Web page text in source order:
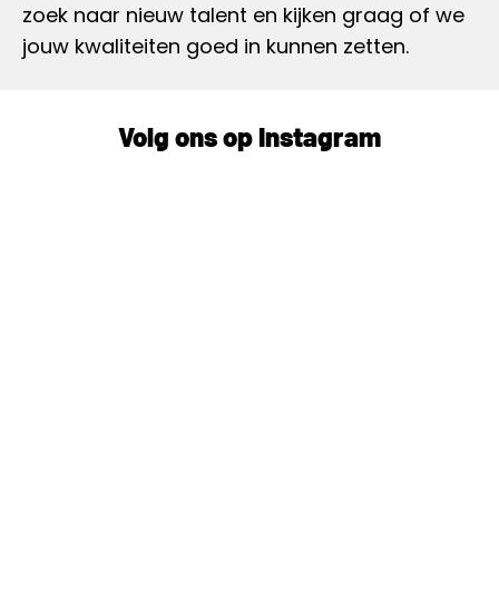
zoek naar nieuw talent en kijken graag of we
jouw kwaliteiten goed in kunnen zetten.
Volg ons op Instagram